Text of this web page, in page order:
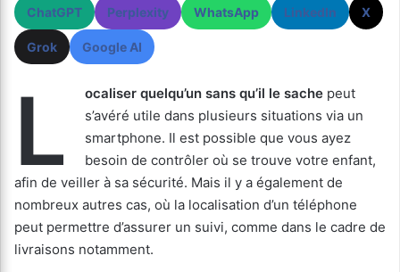
ChatGPT Perplexity WhatsApp LinkedIn X
Grok Google AI
L ocaliser quelqu’un sans qu’il le sache peut
s’avéré utile dans plusieurs situations via un
smartphone. Il est possible que vous ayez
besoin de contrôler où se trouve votre enfant,
afin de veiller à sa sécurité. Mais il y a également de
nombreux autres cas, où la localisation d’un téléphone
peut permettre d’assurer un suivi, comme dans le cadre de
livraisons notamment.